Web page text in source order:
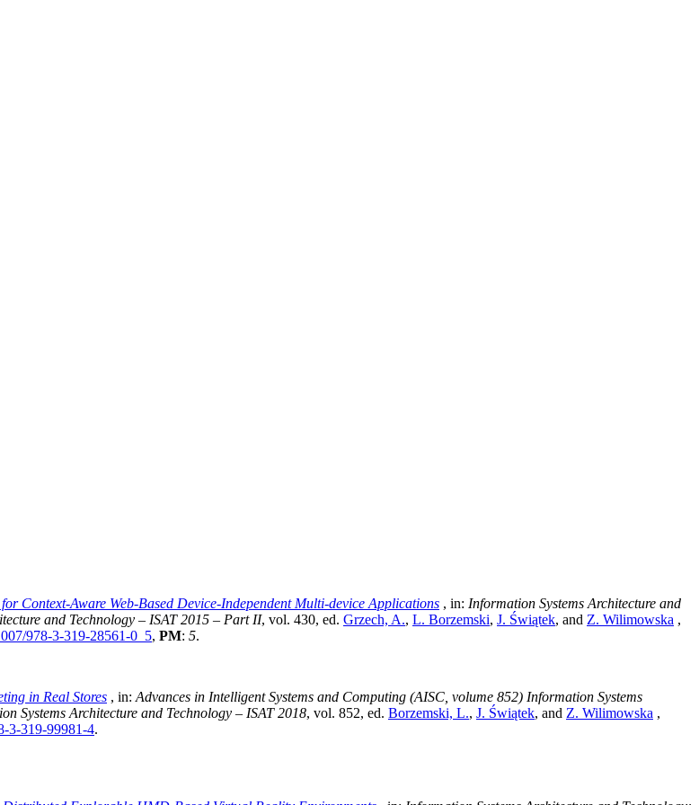
Context-Aware Web-Based Device-Independent Multi-device Applications , in: Information Systems Architecture and
and Technology – ISAT 2015 – Part II, vol. 430, ed. Grzech, A., L. Borzemski, J. Świątek, and Z. Wilimowska ,
978-3-319-28561-0_5, PM: 5.
in Real Stores , in: Advances in Intelligent Systems and Computing (AISC, volume 852) Information Systems
Systems Architecture and Technology – ISAT 2018, vol. 852, ed. Borzemski, L., J. Świątek, and Z. Wilimowska ,
3-319-99981-4.